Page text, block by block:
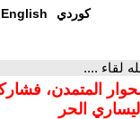
English كوردي
المتمدن،
الحر